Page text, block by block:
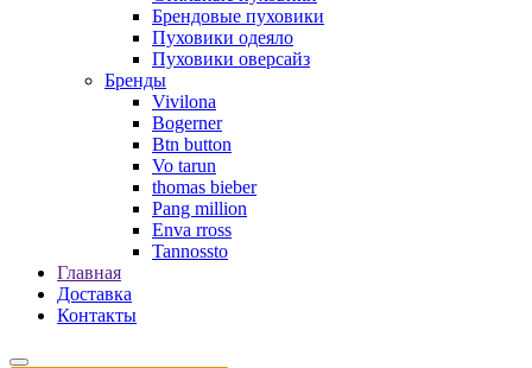
Брендовые пуховики
Пуховики одеяло
Пуховики оверсайз
Бренды
Vivilona
Bogerner
Btn button
Vo tarun
thomas bieber
Pang million
Enva rross
Tannossto
Главная
Доставка
Контакты